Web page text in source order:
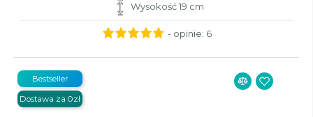
Wysokość 19 cm
- opinie: 6
Bestseller
Dostawa za 0zł